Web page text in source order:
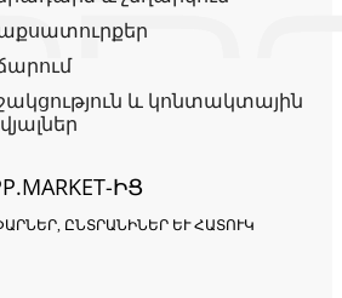
և կոնտակտային
ԻՑ
ԸՆՏՐԱՆԻՆԵՐ ԵՒ ՀԱՏՈՒԿ Ա